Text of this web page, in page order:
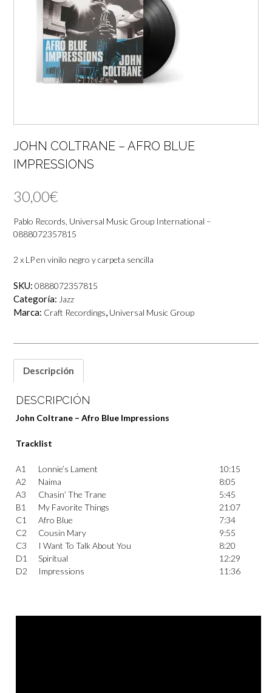
JOHN COLTRANE – AFRO BLUE
IMPRESSIONS
30,00€
Pablo Records, Universal Music Group International –
0888072357815
2 x LP en vinilo negro y carpeta sencilla
SKU: 0888072357815
Categoría: Jazz
Marca: Craft Recordings, Universal Music Group
Descripción
DESCRIPCIÓN
John Coltrane – Afro Blue Impressions
Tracklist
A1 Lonnie’s Lament
10:15
A2
Naima
8:05
A3
Chasin’ The Trane
5:45
B1
My Favorite Things
21:07
C1
Afro Blue
7:34
C2
Cousin Mary
9:55
C3
I Want To Talk About You
8:20
D1
Spiritual
12:29
D2
Impressions 11:36